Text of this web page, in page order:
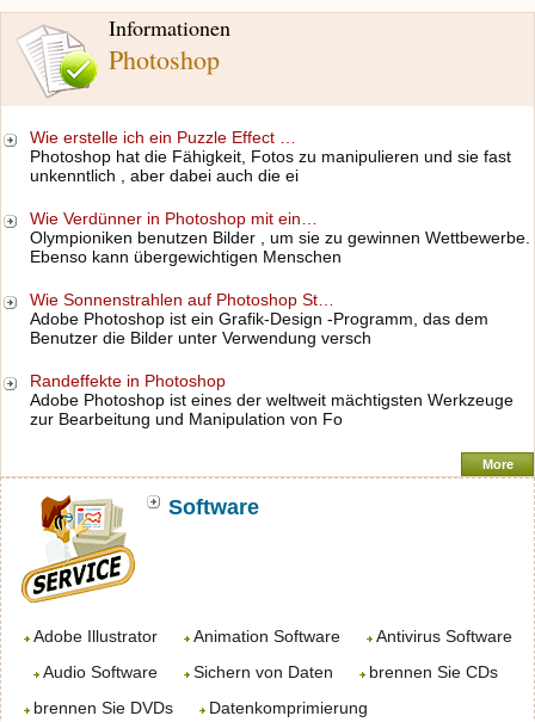
Informationen
Photoshop
Wie erstelle ich ein Puzzle Effect …
Photoshop hat die Fähigkeit, Fotos zu manipulieren und sie fast
unkenntlich , aber dabei auch die ei
Wie Verdünner in Photoshop mit ein…
Olympioniken benutzen Bilder , um sie zu gewinnen Wettbewerbe.
Ebenso kann übergewichtigen Menschen
Wie Sonnenstrahlen auf Photoshop St…
Adobe Photoshop ist ein Grafik-Design -Programm, das dem
Benutzer die Bilder unter Verwendung versch
Randeffekte in Photoshop
Adobe Photoshop ist eines der weltweit mächtigsten Werkzeuge
zur Bearbeitung und Manipulation von Fo
More
Software
Adobe Illustrator Animation Software
Antivirus Software
Audio Software
Sichern von Daten
brennen Sie CDs
brennen Sie DVDs
Datenkomprimierung